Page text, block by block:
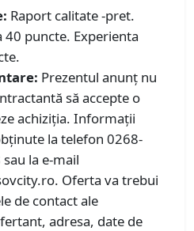
Raport calitate -pret.
puncte. Experienta
Prezentul anunț nu
să accepte o
achiziția. Informații
la telefon 0268-
la e-mail
Oferta va trebui
de contact ale
adresa, date de